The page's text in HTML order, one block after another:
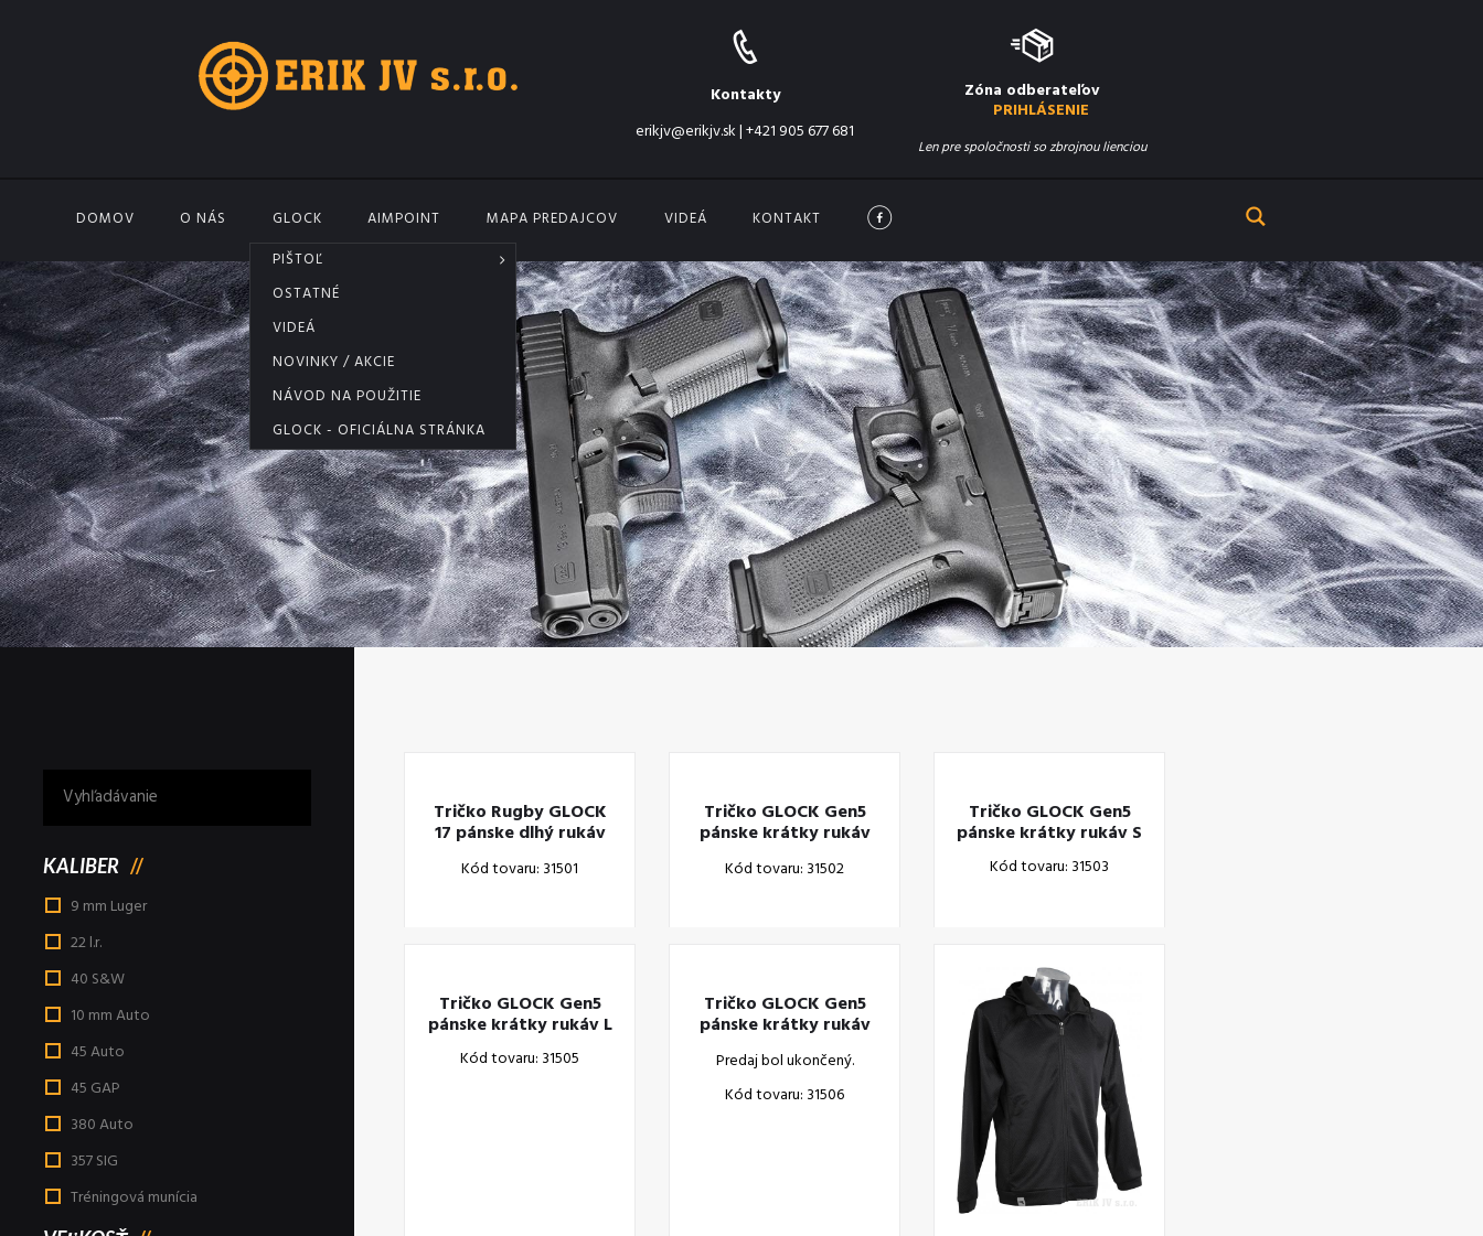
Kontakty
erikjv@erikjv.sk|+421 905 677 681
Zóna odberateľov
PRIHLÁSENIE
Len pre spoločnosti so zbrojnou lienciou
DOMOV O NÁS
GLOCK
PIŠTOĽ
OSTATNÉ
VIDEÁ
NOVINKY / AKCIE
NÁVOD NA POUŽITIE
GLOCK - OFICIÁLNA STRÁNKA
AIMPOINT MAPA PREDAJCOV VIDEÁ KONTAKT
KALIBER
9 mm Luger
22 l.r.
40 S&W
10 mm Auto
45 Auto
45 GAP
380 Auto
357 SIG
Tréningová munícia
Tričko Rugby GLOCK
17 pánske dlhý rukáv
Kód tovaru: 31501
Tričko GLOCK Gen5
pánske krátky rukáv
Kód tovaru: 31502
Tričko GLOCK Gen5
pánske krátky rukáv S
Kód tovaru: 31503
Tričko GLOCK Gen5
pánske krátky rukáv L
Kód tovaru: 31505
Tričko GLOCK Gen5
pánske krátky rukáv
Predaj bol ukončený.
Kód tovaru: 31506